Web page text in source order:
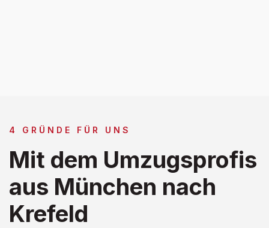
4 GRÜNDE FÜR UNS
Mit dem Umzugsprofis
aus München nach
Krefeld